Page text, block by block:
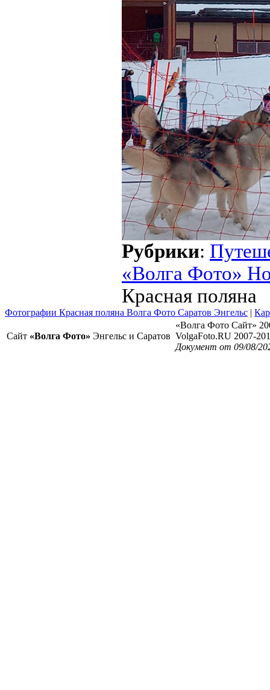
Рубрики:
«Волга Фото»
Красная поляна
Фотографии Красная поляна Волга Фото Саратов Энгельс |
Сайт «Волга Фото» Энгельс и Саратов
«Волга Фото Сайт»
VolgaFoto.RU 2007-
Документ от 09/08/